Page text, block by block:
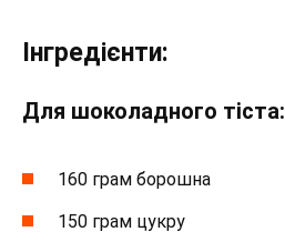
Інгредієнти:
Для шоколадного тіста:
160 грам борошна
150 грам цукру